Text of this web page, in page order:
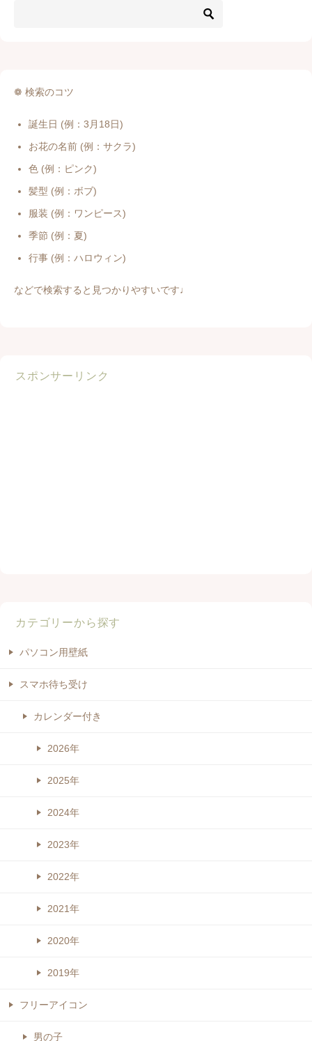
❁ 検索のコツ
誕生日 (例：3月18日)
お花の名前 (例：サクラ)
色 (例：ピンク)
髪型 (例：ボブ)
服装 (例：ワンピース)
季節 (例：夏)
行事 (例：ハロウィン)
などで検索すると見つかりやすいです♩
スポンサーリンク
カテゴリーから探す
パソコン用壁紙
スマホ待ち受け
カレンダー付き
2026年
2025年
2024年
2023年
2022年
2021年
2020年
2019年
フリーアイコン
男の子